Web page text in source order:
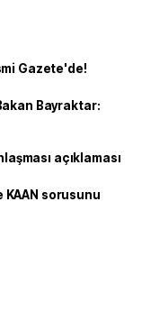
Gazete'de!
Bayraktar:
açıklaması
KAAN sorusunu